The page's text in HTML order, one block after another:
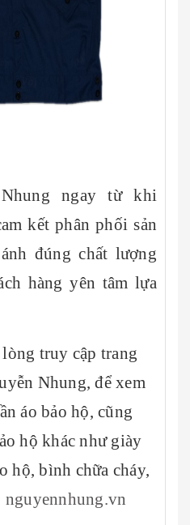
ngay từ khi
kết phân phối sản
đúng chất lượng
hàng yên tâm lựa
truy cập trang
Nhung, để xem
áo bảo hộ, cũng
hộ khác như giày
hộ, bình chữa cháy,
nguyennhung.vn